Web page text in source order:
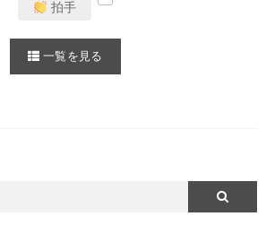
拍手
一覧を見る